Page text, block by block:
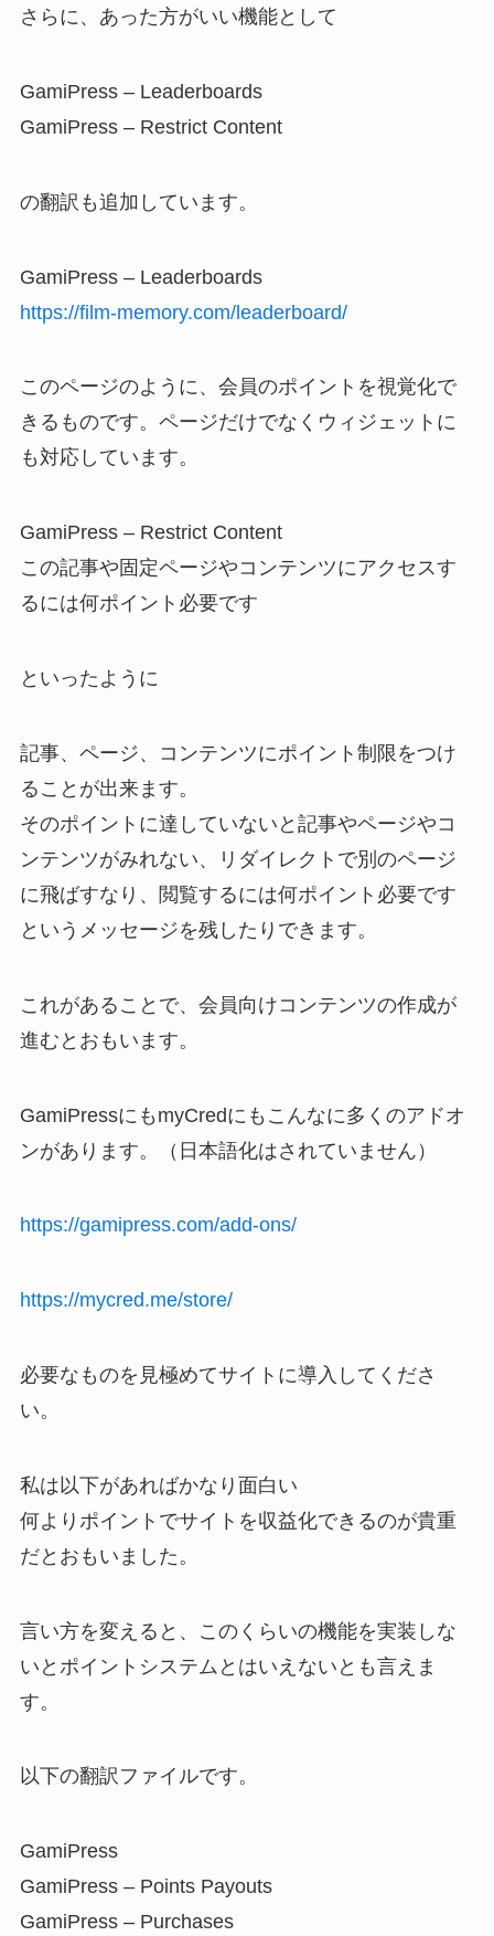
さらに、あった方がいい機能として
GamiPress – Leaderboards
GamiPress – Restrict Content
の翻訳も追加しています。
GamiPress – Leaderboards
https://film-memory.com/leaderboard/
このページのように、会員のポイントを視覚化で
きるものです。ページだけでなくウィジェットに
も対応しています。
GamiPress – Restrict Content
この記事や固定ページやコンテンツにアクセスす
るには何ポイント必要です
といったように
記事、ページ、コンテンツにポイント制限をつけ
ることが出来ます。
そのポイントに達していないと記事やページやコ
ンテンツがみれない、リダイレクトで別のページ
に飛ばすなり、閲覧するには何ポイント必要です
というメッセージを残したりできます。
これがあることで、会員向けコンテンツの作成が
進むとおもいます。
GamiPressにもmyCredにもこんなに多くのアドオ
ンがあります。（日本語化はされていません）
https://gamipress.com/add-ons/
https://mycred.me/store/
必要なものを見極めてサイトに導入してくださ
い。
私は以下があればかなり面白い
何よりポイントでサイトを収益化できるのが貴重
だとおもいました。
言い方を変えると、このくらいの機能を実装しな
いとポイントシステムとはいえないとも言えま
す。
以下の翻訳ファイルです。
GamiPress
GamiPress – Points Payouts
GamiPress – Purchases